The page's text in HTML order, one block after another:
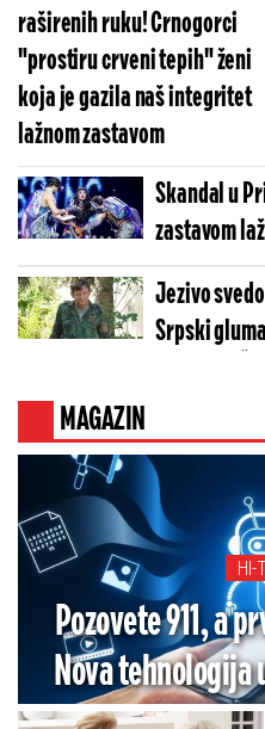
raširenih ruku! Crnogorci
"prostiru crveni tepih" ženi
koja je gazila naš integritet
lažnom zastavom
Skandal u
zastavom
Jezivo
Srpski
MAGAZIN
HI-
Pozovete 911, a
Nova